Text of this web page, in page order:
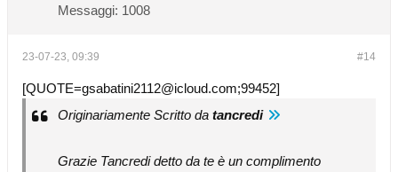
Messaggi: 1008
#14
23-07-23, 09:39
[QUOTE=gsabatini2112@icloud.com;99452]
Originariamente Scritto da tancredi
Grazie Tancredi detto da te è un complimento